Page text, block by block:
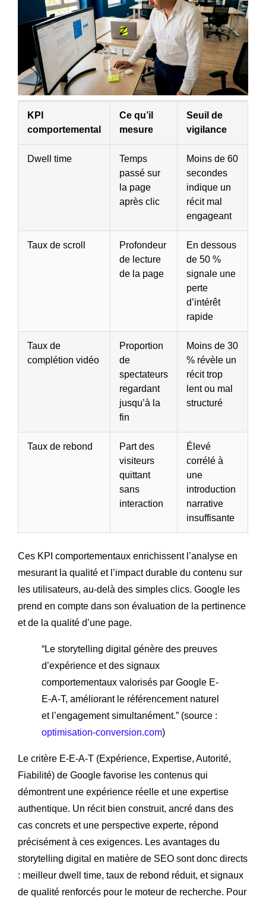
KPI
comportemental
Ce qu’il
mesure
Seuil de
vigilance
Dwell time
Temps
passé sur
la page
après clic
Moins de 60
secondes
indique un
récit mal
engageant
Taux de scroll
Profondeur
de lecture
de la page
En dessous
de 50 %
signale une
perte
d’intérêt
rapide
Taux de
complétion vidéo
Proportion
de
spectateurs
regardant
jusqu’à la
fin
Moins de 30
% révèle un
récit trop
lent ou mal
structuré
Taux de rebond
Part des
visiteurs
quittant
sans
interaction
Élevé
corrélé à
une
introduction
narrative
insuffisante
Ces KPI comportementaux enrichissent l’analyse en
mesurant la qualité et l’impact durable du contenu sur
les utilisateurs, au-delà des simples clics. Google les
prend en compte dans son évaluation de la pertinence
et de la qualité d’une page.
“Le storytelling digital génère des preuves
d’expérience et des signaux
comportementaux valorisés par Google E-
E-A-T, améliorant le référencement naturel
et l’engagement simultanément.” (source :
optimisation-conversion.com)
Le critère E-E-A-T (Expérience, Expertise, Autorité,
Fiabilité) de Google favorise les contenus qui
démontrent une expérience réelle et une expertise
authentique. Un récit bien construit, ancré dans des
cas concrets et une perspective experte, répond
précisément à ces exigences. Les avantages du
storytelling digital en matière de SEO sont donc directs
: meilleur dwell time, taux de rebond réduit, et signaux
de qualité renforcés pour le moteur de recherche. Pour